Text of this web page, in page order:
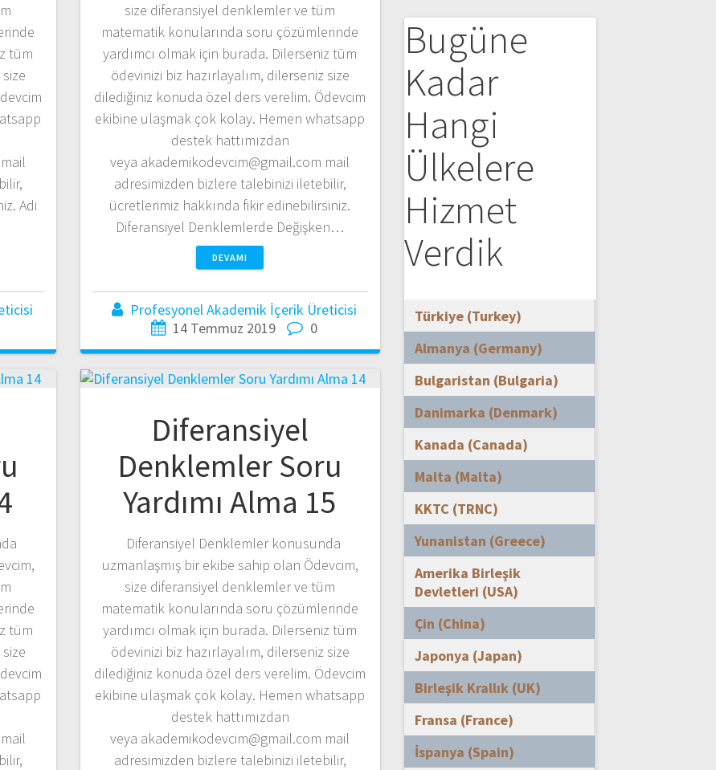
tüm
Adi
size diferansiyel denklemler ve tüm
matematik konularında soru çözümlerinde
yardımcı olmak için burada. Dilerseniz tüm
ödevinizi biz hazırlayalım, dilerseniz size
dilediğiniz konuda özel ders verelim. Ödevcim
ekibine ulaşmak çok kolay. Hemen whatsapp
destek hattımızdan
veya akademikodevcim@gmail.com mail
adresimizden bizlere talebinizi iletebilir,
ücretlerimiz hakkında fikir edinebilirsiniz.
Diferansiyel Denklemlerde Değişken…
DEVAMI
Profesyonel Akademik İçerik Üreticisi
14 Temmuz 2019
0
tüm
Diferansiyel
Denklemler Soru
Yardımı Alma 15
Diferansiyel Denklemler konusunda
uzmanlaşmış bir ekibe sahip olan Ödevcim,
size diferansiyel denklemler ve tüm
matematik konularında soru çözümlerinde
yardımcı olmak için burada. Dilerseniz tüm
ödevinizi biz hazırlayalım, dilerseniz size
dilediğiniz konuda özel ders verelim. Ödevcim
ekibine ulaşmak çok kolay. Hemen whatsapp
destek hattımızdan
veya akademikodevcim@gmail.com mail
adresimizden bizlere talebinizi iletebilir,
Bugüne
Kadar
Hangi
Ülkelere
Hizmet
Verdik
Türkiye (Turkey)
Almanya (Germany)
Bulgaristan (Bulgaria)
Danimarka (Denmark)
Kanada (Canada)
Malta (Malta)
KKTC (TRNC)
Yunanistan (Greece)
Amerika Birleşik
Devletleri (USA)
Çin (China)
Japonya (Japan)
Birleşik Krallık (UK)
Fransa (France)
İspanya (Spain)